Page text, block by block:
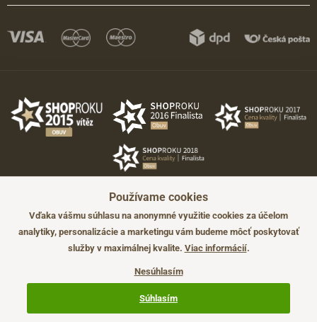
Údaje majú len informatívny charakter a môžu byť zmenené bez
Používame cookies
Vďaka vášmu súhlasu na anonymné využitie cookies za účelom
analytiky, personalizácie a marketingu vám budeme môcť poskytovať
služby v maximálnej kvalite. Viac informácií.
Nesúhlasím
Súhlasím